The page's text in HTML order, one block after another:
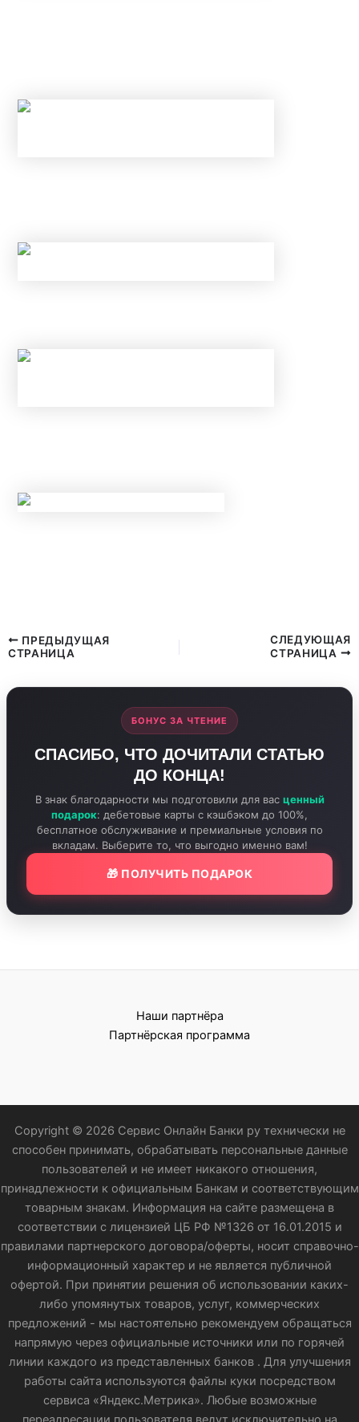
ПРЕДЫДУЩАЯ
СТРАНИЦА
СЛЕДУЮЩАЯ
СТРАНИЦА
БОНУС ЗА ЧТЕНИЕ
СПАСИБО, ЧТО ДОЧИТАЛИ СТАТЬЮ
ДО КОНЦА!
В знак благодарности мы подготовили для вас ценный
подарок: дебетовые карты с кэшбэком до 100%,
бесплатное обслуживание и премиальные условия по
вкладам. Выберите то, что выгодно именно вам!
🎁 ПОЛУЧИТЬ ПОДАРОК
Наши партнёра
Партнёрская программа
Copyright © 2026 Сервис Онлайн Банки ру технически не
способен принимать, обрабатывать персональные данные
пользователей и не имеет никакого отношения,
принадлежности к официальным Банкам и соответствующим
товарным знакам. Информация на сайте размещена в
соответствии с лицензией ЦБ РФ №1326 от 16.01.2015 и
правилами партнерского договора/оферты, носит справочно-
информационный характер и не является публичной
офертой. При принятии решения об использовании каких-
либо упомянутых товаров, услуг, коммерческих
предложений - мы настоятельно рекомендуем обращаться
напрямую через официальные источники или по горячей
линии каждого из представленных банков . Для улучшения
работы сайта используются файлы куки посредством
сервиса «Яндекс.Метрика». Любые возможные